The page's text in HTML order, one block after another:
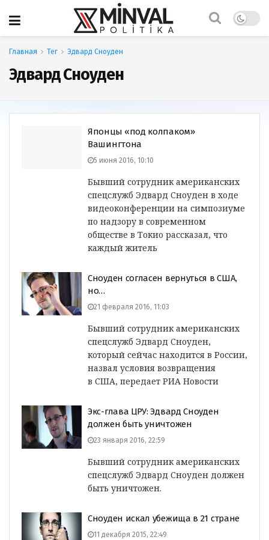
Главная Тег Эдвард Сноуден
Эдвард Сноуден
Японцы «под колпаком»
Вашингтона
5 июня 2016, 10:10
Бывший сотрудник американских
спецслужб Эдвард Сноуден в ходе
видеоконференции на симпозиуме
по надзору в современном
обществе в Токио рассказал, что
каждый житель
Сноуден согласен вернуться в США,
но…
21 февраля 2016, 11:03
Бывший сотрудник американских
спецслужб Эдвард Сноуден,
который сейчас находится в России,
назвал условия возвращения
в США, передает РИА Новости
Экс-глава ЦРУ: Эдвард Сноуден
должен быть уничтожен
23 января 2016, 22:59
Бывший сотрудник американских
спецслужб Эдвард Сноуден должен
быть уничтожен.
Сноуден искал убежища в 21 стране
11 декабря 2015, 22:49